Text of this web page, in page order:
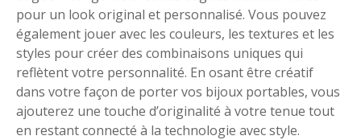
pour un look original et personnalisé. Vous pouvez
également jouer avec les couleurs, les textures et les
styles pour créer des combinaisons uniques qui
reflètent votre personnalité. En osant être créatif
dans votre façon de porter vos bijoux portables, vous
ajouterez une touche d’originalité à votre tenue tout
en restant connecté à la technologie avec style.